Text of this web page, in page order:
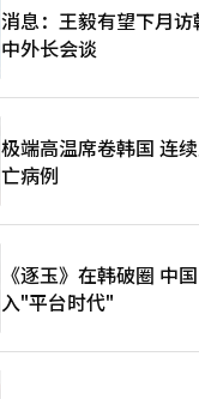
消息：王毅有望下月
中外长会谈
极端高温席卷韩国 连
亡病例
《逐玉》在韩破圈 中
入"平台时代"